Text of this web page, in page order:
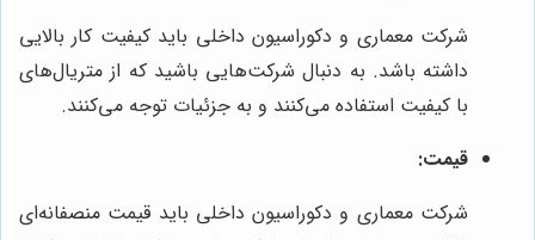
شرکت معماری و دکوراسیون داخلی باید کیفیت کار بالایی
داشته باشد. به دنبال شرکت‌هایی باشید که از متریال‌های
با کیفیت استفاده می‌کنند و به جزئیات توجه می‌کنند.
قیمت:
شرکت معماری و دکوراسیون داخلی باید قیمت منصفانه‌ای